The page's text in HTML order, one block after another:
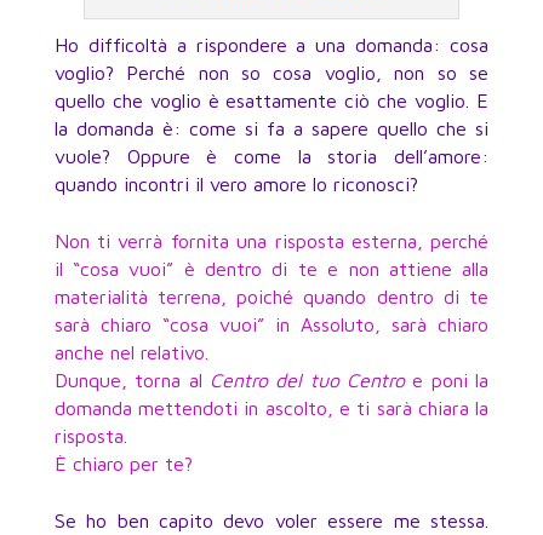
Ho difficoltà a rispondere a una domanda: cosa
voglio? Perché non so cosa voglio, non so se
quello che voglio è esattamente ciò che voglio. E
la domanda è: come si fa a sapere quello che si
vuole? Oppure è come la storia dell’amore:
quando incontri il vero amore lo riconosci?
Non ti verrà fornita una risposta esterna, perché
il “cosa vuoi” è dentro di te e non attiene alla
materialità terrena, poiché quando dentro di te
sarà chiaro “cosa vuoi” in Assoluto, sarà chiaro
anche nel relativo.
Dunque, torna al Centro del tuo Centroe poni la
domanda mettendoti in ascolto, e ti sarà chiara la
risposta.
È chiaro per te?
Se ho ben capito devo voler essere me stessa.